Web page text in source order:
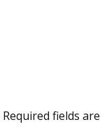
Required fields are